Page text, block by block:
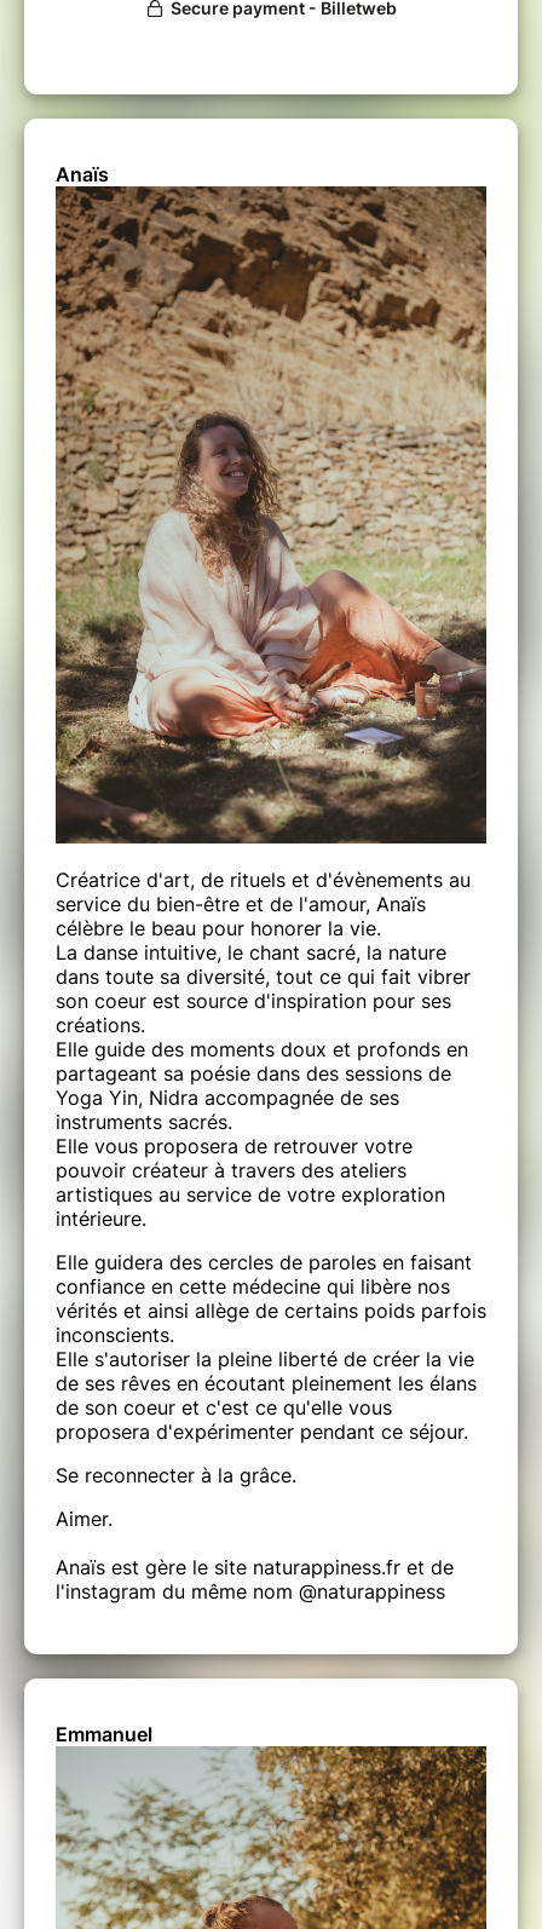
messagère de ce qui se joue en soi.
Des choses les plus magiques aux plus
insignifiantes.
Tout ce qui est confortable et moins
confortable.
Se rappeler que nous sommes toujours là pour
nous.
Que nous pouvons choisir à chaque instant de
nous aimer.
S'offrir le luxe de s'aimer dans sa complétude.
Honorer qui l'on est peu importe les saisons,
les humeurs...
S'offrir entièrement au monde.
S'offrir de la compassion afin de pouvoir la
diffuser autour de soi.
S'aimer.
AU PROGRAMME
Réveils énergétiques avec pratiques taoïstes
Yin Yoga 〰️ Yoga Nidra
Sound healing
Méditation en mouvement
Ecstatic dance
Écriture introspective
Chant de mantras
Silence
Marche en nature
Reconnexion à la Terre
Bain japonais extérieur O'furo
Land art
Art thérapie
Médecine de la parole
Soins ayurvédiques
Et surtout des sourires et beaucoup d'amour
Hommes et femmes sont les bienvenu(e)s
avec un minimum de 7 inscriptions pour que le
stage ait lieu.​
LE LIEU
Anaïs
Créatrice d'art, de rituels et d'évènements au
service du bien-être et de l'amour, Anaïs
célèbre le beau pour honorer la vie.
La danse intuitive, le chant sacré, la nature
dans toute sa diversité, tout ce qui fait vibrer
son coeur est source d'inspiration pour ses
créations.
Elle guide des moments doux et profonds en
partageant sa poésie dans des sessions de
Yoga Yin, Nidra accompagnée de ses
instruments sacrés.
Elle vous proposera de retrouver votre
pouvoir créateur à travers des ateliers
artistiques au service de votre exploration
intérieure.
Elle guidera des cercles de paroles en faisant
confiance en cette médecine qui libère nos
vérités et ainsi allège de certains poids parfois
inconscients.
Elle s'autoriser la pleine liberté de créer la vie
de ses rêves en écoutant pleinement les élans
de son coeur et c'est ce qu'elle vous
proposera d'expérimenter pendant ce séjour.
Se reconnecter à la grâce.
Aimer.
Anaïs est gère le site naturappiness.fr et de
l'instagram du même nom @naturappiness
Emmanuel